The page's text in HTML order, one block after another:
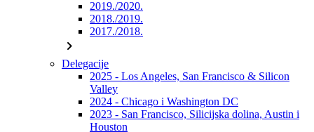
2019./2020.
2018./2019.
2017./2018.
chevron_right
Delegacije
2025 - Los Angeles, San Francisco & Silicon
Valley
2024 - Chicago i Washington DC
2023 - San Francisco, Silicijska dolina, Austin i
Houston